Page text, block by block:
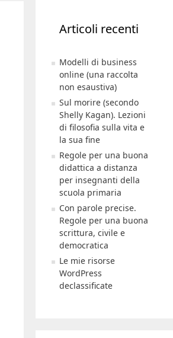
Articoli recenti
Modelli di business
online (una raccolta
non esaustiva)
Sul morire (secondo
Shelly Kagan). Lezioni
di filosofia sulla vita e
la sua fine
Regole per una buona
didattica a distanza
per insegnanti della
scuola primaria
Con parole precise.
Regole per una buona
scrittura, civile e
democratica
Le mie risorse
WordPress
declassificate